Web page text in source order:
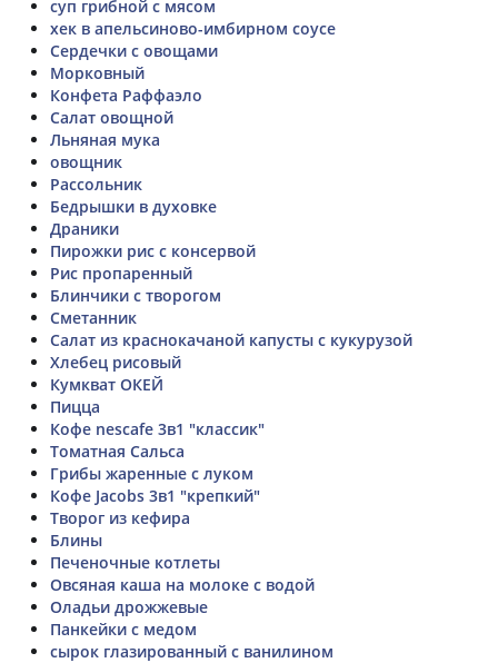
суп грибной с мясом
хек в апельсиново-имбирном соусе
Сердечки с овощами
Морковный
Конфета Раффаэло
Салат овощной
Льняная мука
овощник
Рассольник
Бедрышки в духовке
Драники
Пирожки рис с консервой
Рис пропаренный
Блинчики с творогом
Сметанник
Салат из краснокачаной капусты с кукурузой
Хлебец рисовый
Кумкват ОКЕЙ
Пицца
Кофе nescafe 3в1 "классик"
Томатная Сальса
Грибы жаренные с луком
Кофе Jacobs 3в1 "крепкий"
Творог из кефира
Блины
Печеночные котлеты
Овсяная каша на молоке с водой
Оладьи дрожжевые
Панкейки с медом
сырок глазированный с ванилином